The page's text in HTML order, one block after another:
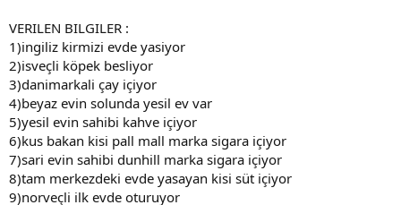
VERILEN BILGILER :
1)ingiliz kirmizi evde yasiyor
2)isveçli köpek besliyor
3)danimarkali çay içiyor
4)beyaz evin solunda yesil ev var
5)yesil evin sahibi kahve içiyor
6)kus bakan kisi pall mall marka sigara içiyor
7)sari evin sahibi dunhill marka sigara içiyor
8)tam merkezdeki evde yasayan kisi süt içiyor
9)norveçli ilk evde oturuyor